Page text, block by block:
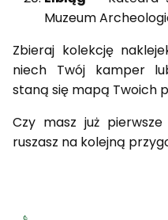
Muzeum
Zbieraj kolekcję
niech Twój kamper
staną się mapą Twoich
Czy masz już
ruszasz na kolejną